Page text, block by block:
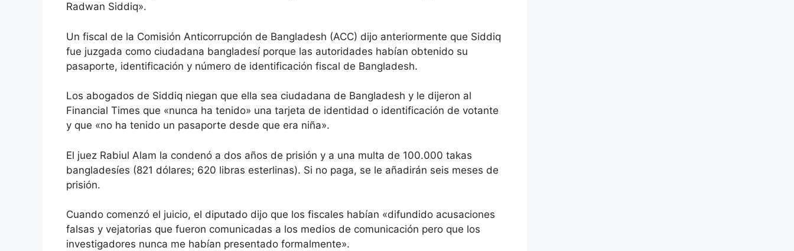
Radwan Siddiq».
Un fiscal de la Comisión Anticorrupción de Bangladesh (ACC) dijo anteriormente que Siddiq
fue juzgada como ciudadana bangladesí porque las autoridades habían obtenido su
pasaporte, identificación y número de identificación fiscal de Bangladesh.
Los abogados de Siddiq niegan que ella sea ciudadana de Bangladesh y le dijeron al
Financial Times que «nunca ha tenido» una tarjeta de identidad o identificación de votante
y que «no ha tenido un pasaporte desde que era niña».
El juez Rabiul Alam la condenó a dos años de prisión y a una multa de 100.000 takas
bangladesíes (821 dólares; 620 libras esterlinas). Si no paga, se le añadirán seis meses de
prisión.
Cuando comenzó el juicio, el diputado dijo que los fiscales habían «difundido acusaciones
falsas y vejatorias que fueron comunicadas a los medios de comunicación pero que los
investigadores nunca me habían presentado formalmente».